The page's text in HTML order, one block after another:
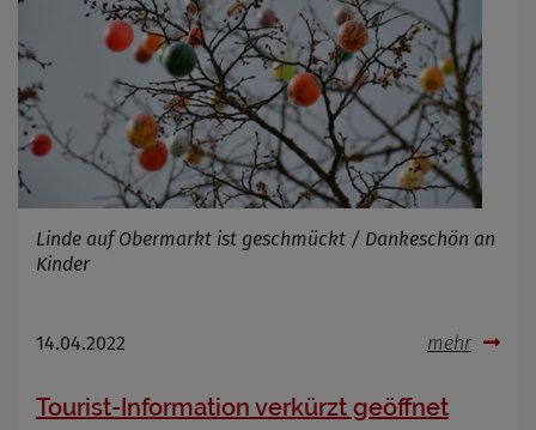
Linde auf Obermarkt ist geschmückt / Dankeschön an
Kinder
14.04.2022 mehr
Tourist-Information verkürzt geöffnet